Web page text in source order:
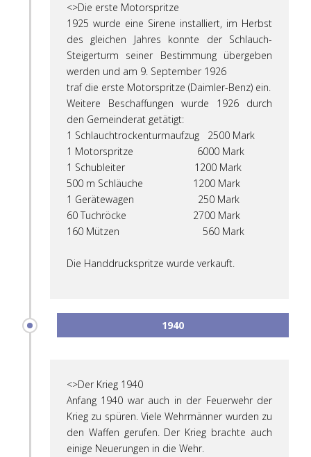
<>Die erste Motorspritze
1925 wurde eine Sirene installiert, im Herbst
des gleichen Jahres konnte der Schlauch-
Steigerturm seiner Bestimmung übergeben
werden und am 9. September 1926
traf die erste Motorspritze (Daimler-Benz) ein.
Weitere Beschaffungen wurde 1926 durch
den Gemeinderat getätigt:
1 Schlauchtrockenturmaufzug 2500 Mark
1 Motorspritze 6000 Mark
1 Schubleiter 1200 Mark
500 m Schläuche 1200 Mark
1 Gerätewagen 250 Mark
60 Tuchröcke 2700 Mark
160 Mützen 560 Mark
Die Handdruckspritze wurde verkauft.
1940
<>Der Krieg 1940
Anfang 1940 war auch in der Feuerwehr der
Krieg zu spüren. Viele Wehrmänner wurden zu
den Waffen gerufen. Der Krieg brachte auch
einige Neuerungen in die Wehr.